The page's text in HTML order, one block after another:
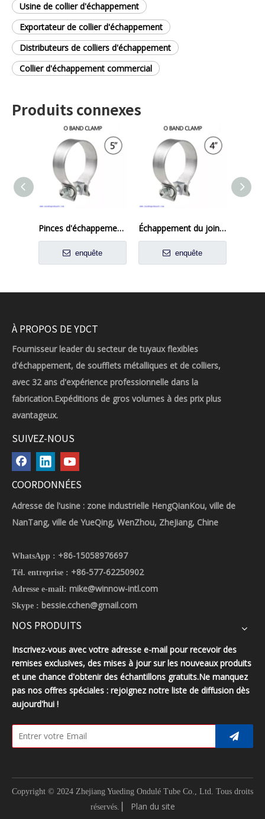
Usine de collier d'échappement
Exportateur de collier d'échappement
Distributeurs de colliers d'échappement
Collier d'échappement commercial
Produits connexes
Pinces d'échappement 5 pouces Putain de tuyau d'échappement Connexion en acier inoxydable en acier inoxydable pour la voiture
enquête
Échappement du joint en acier inoxydable O Pinche à anneau pour 4 'OD Tube OD
enquête
À PROPOS DE YDCT
Fournisseur leader du secteur de tuyaux flexibles
d'échappement, de soufflets métalliques et de colliers,
avec 32 ans d'expérience professionnelle dans la
fabrication.Expéditions de gros volumes à des prix plus
avantageux.
SUIVEZ-NOUS
COORDONNÉES
Adresse de l'usine : zone industrielle HengQianKou, ville de
NanTang, ville de YueQing, WenZhou, ZheJiang, Chine
WhatsApp : +86-15058976697
Tél. entreprise : +86-577-62250902
Adresse e-mail: mike@winnow-intl.com
Skype : bessie.cchen@gmail.com
NOS PRODUITS
Inscrivez-vous avec votre adresse e-mail pour recevoir des
remises exclusives, des mises à jour sur les nouveaux produits
et une chance d'obtenir des échantillons gratuits.Ne manquez
pas nos offres spéciales : rejoignez notre liste de diffusion dès
aujourd'hui !
Copyright © 2024 Zhejiang Yueding Ondulé Tube Co., Ltd. Tous droits
réservés.
Plan du site